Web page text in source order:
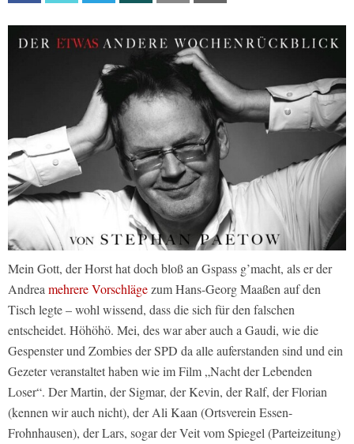
Mein Gott, der Horst hat doch bloß an Gspass g’macht, als er der
Andreamehrere Vorschlägezum Hans-Georg Maaßen auf den
Tisch legte – wohl wissend, dass die sich für den falschen
entscheidet. Höhöhö. Mei, des war aber auch a Gaudi, wie die
Gespenster und Zombies der SPD da alle auferstanden sind und ein
Gezeter veranstaltet haben wie im Film „Nacht der Lebenden
Loser“. Der Martin, der Sigmar, der Kevin, der Ralf, der Florian
(kennen wir auch nicht), der Ali Kaan (Ortsverein Essen-
Frohnhausen), der Lars, sogar der Veit vom Spiegel (Parteizeitung)